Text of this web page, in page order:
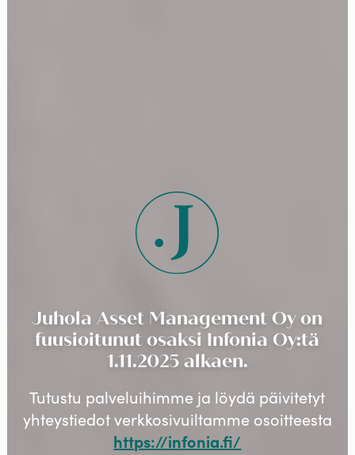
Juhola Asset Management Oy on
fuusioitunut osaksi Infonia Oy:tä
1.11.2025 alkaen.
Tutustu palveluihimme ja löydä päivitetyt
yhteystiedot verkkosivuiltamme osoitteesta
https://infonia.fi/